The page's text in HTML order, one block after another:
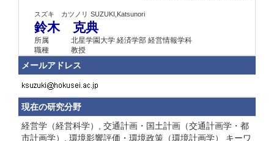
スズキ カツノリ SUZUKI,Katsunori
鈴木 克典
所属
北星学園大学 経済学部 経営情報学科
職種
教授
メールアドレス
現在の研究分野
経営学（経営科学）, 交通計画・国土計画（交通計画学・都
市計画学）, 環境影響評価・環境政策（環境計画学） キーワ